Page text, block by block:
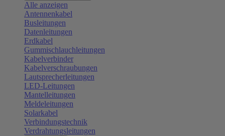
Alle anzeigen
Antennenkabel
Busleitungen
Datenleitungen
Erdkabel
Gummischlauchleitungen
Kabelverbinder
Kabelverschraubungen
Lautsprecherleitungen
LED-Leitungen
Mantelleitungen
Meldeleitungen
Solarkabel
Verbindungstechnik
Verdrahtungsleitungen